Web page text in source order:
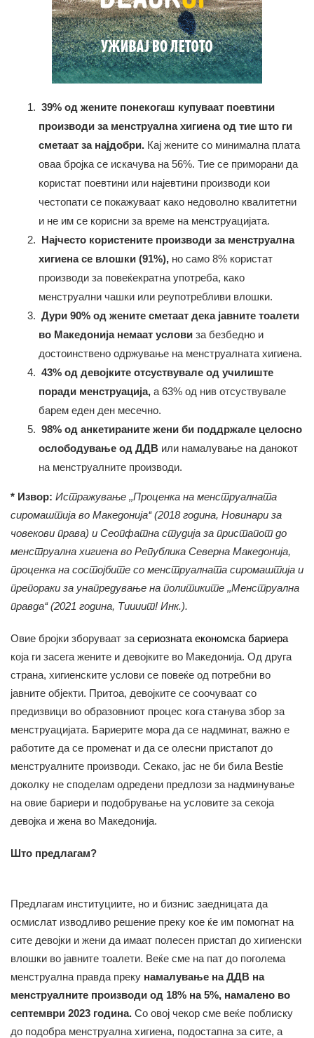
39% од жените понекогаш купуваат поевтини
производи за менструална хигиена од тие што ги
сметаат за најдобри. Кај жените со минимална плата
оваа бројка се искачува на 56%​. Тие се приморани да
користат поевтини или најевтини производи кои
честопати се покажуваат како недоволно квалитетни
и не им се корисни за време на менструацијата.
Најчесто користените производи за менструална
хигиена се влошки (91%), но само 8% користат
производи за повеќекратна употреба, како
менструални чашки или реупотребливи влошки​.
Дури 90% од жените сметаат дека јавните тоалети
во Македонија немаат услови за безбедно и
достоинствено одржување на менструалната хигиена.
43% од девојките отсуствувале од училиште
поради менструација, а 63% од нив отсуствувале
барем еден ден месечно.
98% од анкетираните жени би поддржале целосно
ослободување од ДДВ или намалување на данокот
на менструалните производи.
* Извор: Истражување ‚‚Проценка на менструалната
сиромаштија во Македонија‘‘ (2018 година, Новинари за
човекови права) и Сеопфатна студија за пристапот до
менструална хигиена во Република Северна Македонија,
проценка на состојбите со менструалната сиромаштија и
препораки за унапредување на политиките ‚‚Менструална
правда‘‘ (2021 година, Тиииит! Инк.).
Овие бројки зборуваат за сериозната економска бариера
која ги засега жените и девојките во Македонија. Од друга
страна, хигиенските услови се повеќе од потребни во
јавните објекти. Притоа, девојките се соочуваат со
предизвици во образовниот процес кога станува збор за
менструацијата. Бариерите мора да се надминат, важно е
работите да се променат и да се олесни пристапот до
менструалните производи. Секако, јас не би била Bestie
доколку не споделам одредени предлози за надминување
на овие бариери и подобрување на условите за секоја
девојка и жена во Македонија.
Што предлагам?
Предлагам институциите, но и бизнис заедницата да
осмислат изводливо решение преку кое ќе им помогнат на
сите девојки и жени да имаат полесен пристап до хигиенски
влошки во јавните тоалети. Веќе сме на пат до поголема
менструална правда преку намалување на ДДВ на
менструалните производи од 18% на 5%, намалено во
септември 2023 година. Со овој чекор сме веќе поблиску
до подобра менструална хигиена, подостапна за сите, а